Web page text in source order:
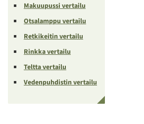
Makuupussi vertailu
Otsalamppu vertailu
Retkikeitin vertailu
Rinkka vertailu
Teltta vertailu
Vedenpuhdistin vertailu